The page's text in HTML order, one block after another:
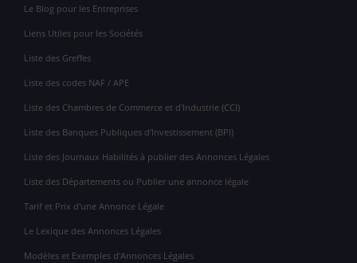
Le Blog pour les Entreprises
Liens Utiles pour les Sociétés
Liste des Greffes
Liste des codes NAF / APE
Liste des Chambres de Commerce et d'Industrie (CCI)
Liste des Banques Publiques d'Investissement (BPI)
Liste des Journaux Habilités à publier des Annonces Légales
Liste des Départements ou Publier une annonce légale
Tarif et Prix d'une Annonce Légale
Le Lexique des Annonces Légales
Modèles et Exemples d'Annonces Légales